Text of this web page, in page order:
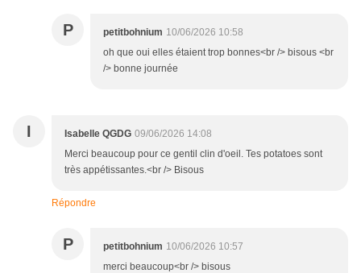
P petitbohnium 10/06/2026 10:58
oh que oui elles étaient trop bonnes<br /> bisous <br
/> bonne journée
I Isabelle QGDG 09/06/2026 14:08
Merci beaucoup pour ce gentil clin d'oeil. Tes potatoes sont
très appétissantes.<br /> Bisous
Répondre
P petitbohnium 10/06/2026 10:57
merci beaucoup<br /> bisous